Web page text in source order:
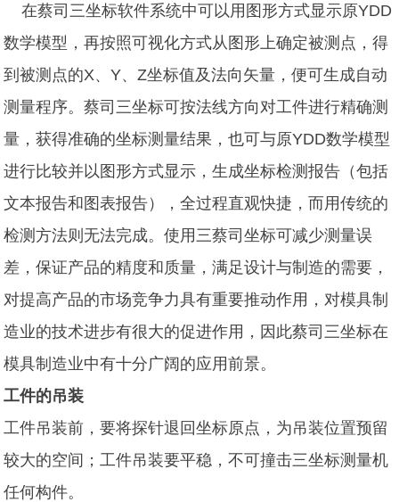
在蔡司 三坐标软件系统中可以用图形方式显示原YDD
数学模型，再按照可视化方式从图形上确定被测点，得
到被测点的X、Y、Z坐标值及法向矢量，便可生成自动
测量程序。蔡司三坐标可按法线方向对工件进行精确测
量，获得准确的坐标测量结果，也可与原YDD数学模型
进行比较并以图形方式显示，生成坐标检测报告（包括
文本报告和图表报告），全过程直观快捷，而用传统的
检测方法则无法完成。使用三蔡司坐标可减少测量误
差，保证产品的精度和质量，满足设计与制造的需要，
对提高产品的市场竞争力具有重要推动作用，对模具制
造业的技术进步有很大的促进作用，因此蔡司三坐标在
模具制造业中有十分广阔的应用前景。
工件的吊装
工件吊装前，要将探针退回坐标原点，为吊装位置预留
较大的空间；工件吊装要平稳，不可撞击三坐标测量机
任何构件。